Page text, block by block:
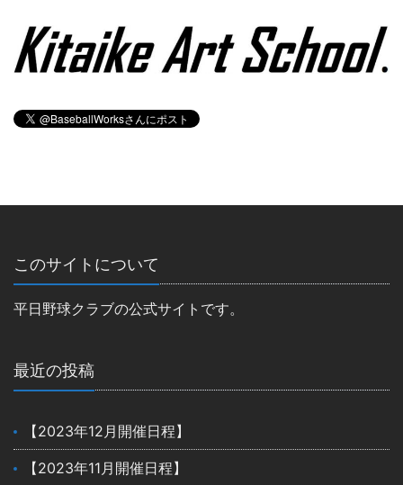
このサイトについて
平日野球クラブの公式サイトです。
最近の投稿
【2023年12月開催日程】
【2023年11月開催日程】